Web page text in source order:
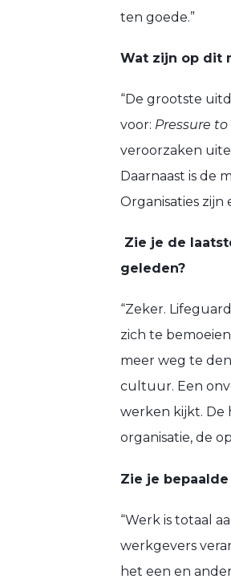
ten goede.”
Wat zijn op dit
“De grootste
voor: Pressure
veroorzaken
Daarnaast is de
Organisaties zijn
Zie je de
geleden?
“Zeker.
zich te
meer weg te
cultuur. Een
werken kijkt. De
organisatie, de
Zie je
“Werk is totaal
werkgevers
het een en